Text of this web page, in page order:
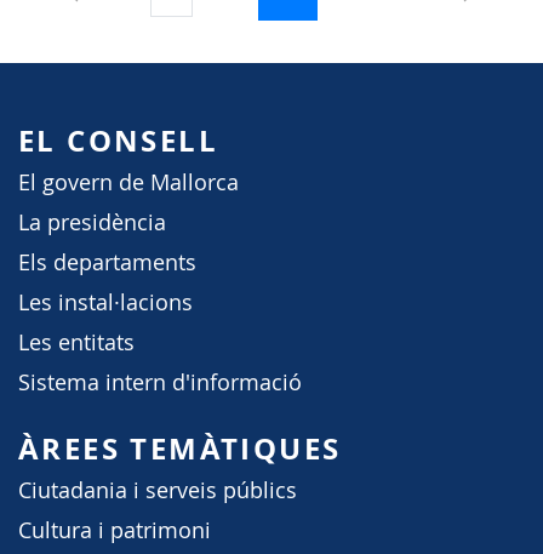
EL CONSELL
El govern de Mallorca
La presidència
Els departaments
Les instal·lacions
Les entitats
Sistema intern d'informació
ÀREES TEMÀTIQUES
Ciutadania i serveis públics
Cultura i patrimoni